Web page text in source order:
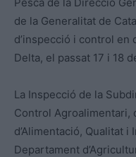
de la Generalitat de
d’inspecció i control en
Delta, el passat 17 i 18
La Inspecció de la
Control Agroalimentari,
d’Alimentació, Qualitat
Departament